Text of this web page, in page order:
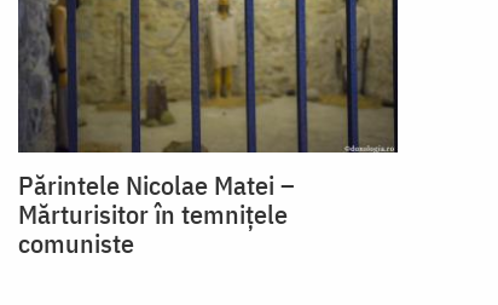
Părintele Nicolae Matei –
Mărturisitor în temnițele
comuniste